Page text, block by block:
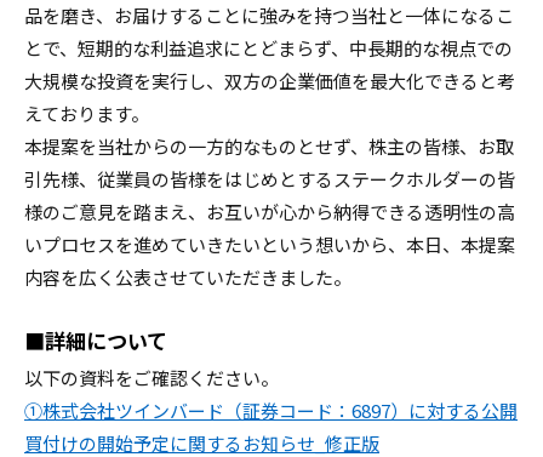
品を磨き、 お届けすることに強みを持つ当社と一体になるこ
とで、 短期的な利益追求にとどまらず、 中長期的な視点での
大規模な投資を実行し、 双方の企業価値を最大化できると考
えております。
本提案を当社からの一方的なものとせず、株主の皆様、 お取
引先様、 従業員の皆様をはじめとするステークホルダーの皆
様のご意見を踏まえ、お互いが心から納得できる透明性の高
いプロセスを進めていきたいという想いから、本日、 本提案
内容を広く公表させていただきました。
■詳細について
以下の資料をご確認ください。
①株式会社ツインバード（証券コード：6897）に対する公開
買付けの開始予定に関するお知らせ_修正版